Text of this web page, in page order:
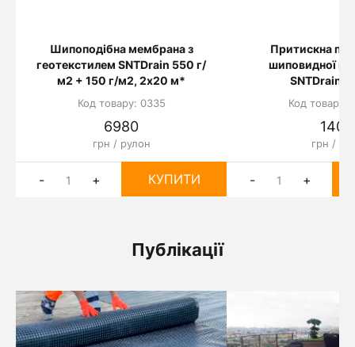
Шипоподібна мембрана з
геотекстилем SNTDrain 550 г/
м2 + 150 г/м2, 2х20 м*
Код товару: 0335
6980
грн / рулон
- + КУПИТИ
Притискна
шиповидної
SNTDrain 2
Код товару:
140
грн / шт
- +
Публікації